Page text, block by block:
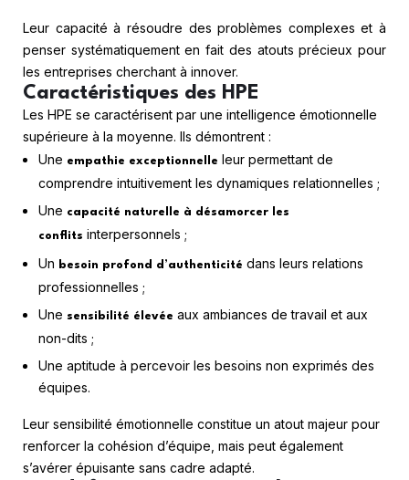
Leur capacité à résoudre des problèmes complexes et à
penser systématiquement en fait des atouts précieux pour
les entreprises cherchant à innover.
Caractéristiques des HPE
Les HPE se caractérisent par une intelligence émotionnelle
supérieure à la moyenne. Ils démontrent :
Une empathie exceptionnelle leur permettant de
comprendre intuitivement les dynamiques relationnelles ;
Une capacité naturelle à désamorcer les
conflits interpersonnels ;
Un
besoin profond d’authenticité dans leurs relations
professionnelles ;
Une sensibilité élevée aux ambiances de travail et aux
non-dits ;
Une aptitude à percevoir les besoins non exprimés des
équipes.
Leur sensibilité émotionnelle constitue un atout majeur pour
renforcer la cohésion d’équipe, mais peut également
s’avérer épuisante sans cadre adapté.